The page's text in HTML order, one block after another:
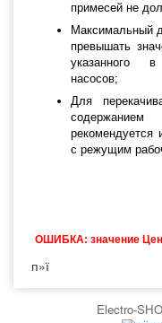
примесей не
Максимальный
превышать
указанного в
насосов;
Для
рекомендуется
с режущим
ОШИБКА: значение
п»ї
Electro-